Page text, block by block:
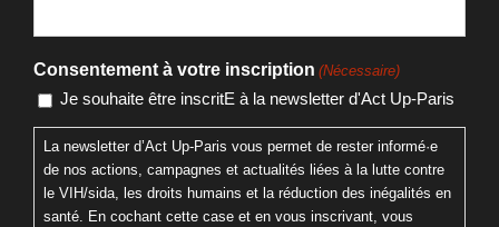
Consentement à votre inscription (Nécessaire)
Je souhaite être inscritE à la newsletter d'Act Up-Paris
La newsletter d’Act Up-Paris vous permet de rester informé·e
de nos actions, campagnes et actualités liées à la lutte contre
le VIH/sida, les droits humains et la réduction des inégalités en
santé. En cochant cette case et en vous inscrivant, vous